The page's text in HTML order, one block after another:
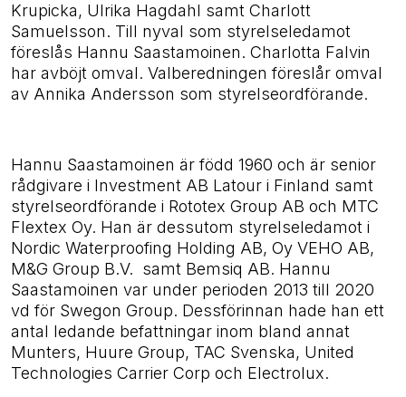
Krupicka, Ulrika Hagdahl samt Charlott
Samuelsson. Till nyval som styrelseledamot
föreslås Hannu Saastamoinen. Charlotta Falvin
har avböjt omval. Valberedningen föreslår omval
av Annika Andersson som styrelseordförande.
Hannu Saastamoinen är född 1960 och är senior
rådgivare i Investment AB Latour i Finland samt
styrelseordförande i Rototex Group AB och MTC
Flextex Oy. Han är dessutom styrelseledamot i
Nordic Waterproofing Holding AB, Oy VEHO AB,
M&G Group B.V. samt Bemsiq AB. Hannu
Saastamoinen var under perioden 2013 till 2020
vd för Swegon Group. Dessförinnan hade han ett
antal ledande befattningar inom bland annat
Munters, Huure Group, TAC Svenska, United
Technologies Carrier Corp och Electrolux.